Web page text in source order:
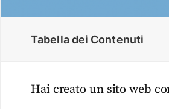
Tabella dei Contenuti
Hai creato un sito web